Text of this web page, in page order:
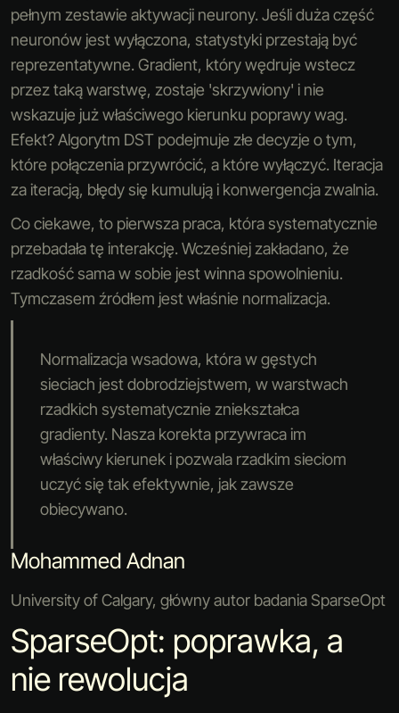
pełnym zestawie aktywacji neurony. Jeśli duża część
neuronów jest wyłączona, statystyki przestają być
reprezentatywne. Gradient, który wędruje wstecz
przez taką warstwę, zostaje 'skrzywiony' i nie
wskazuje już właściwego kierunku poprawy wag.
Efekt? Algorytm DST podejmuje złe decyzje o tym,
które połączenia przywrócić, a które wyłączyć. Iteracja
za iteracją, błędy się kumulują i konwergencja zwalnia.
Co ciekawe, to pierwsza praca, która systematycznie
przebadała tę interakcję. Wcześniej zakładano, że
rzadkość sama w sobie jest winna spowolnieniu.
Tymczasem źródłem jest właśnie normalizacja.
Normalizacja wsadowa, która w gęstych
sieciach jest dobrodziejstwem, w warstwach
rzadkich systematycznie zniekształca
gradienty. Nasza korekta przywraca im
właściwy kierunek i pozwala rzadkim sieciom
uczyć się tak efektywnie, jak zawsze
obiecywano.
Mohammed Adnan
University of Calgary, główny autor badania SparseOpt
SparseOpt: poprawka, a
nie rewolucja